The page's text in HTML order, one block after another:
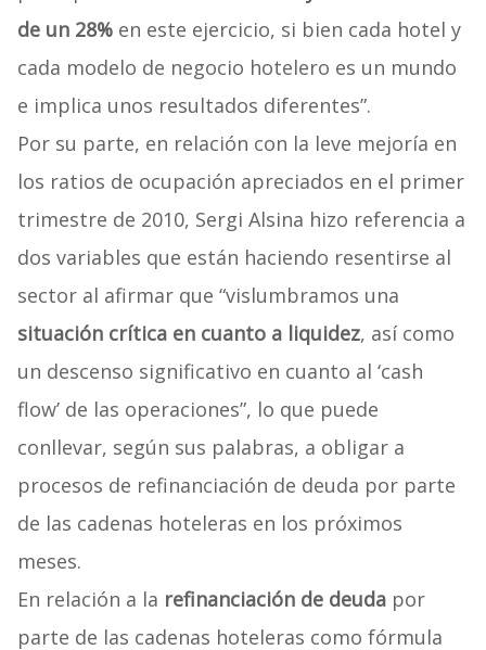
de un 28%en este ejercicio, si bien cada hotel y
cada modelo de negocio hotelero es un mundo
e implica unos resultados diferentes”.
Por su parte, en relación con la leve mejoría en
los ratios de ocupación apreciados en el primer
trimestre de 2010, Sergi Alsina hizo referencia a
dos variables que están haciendo resentirse al
sector al afirmar que “vislumbramos una
situación crítica en cuanto a liquidez, así como
un descenso significativo en cuanto al ‘cash
flow’ de las operaciones”, lo que puede
conllevar, según sus palabras, a obligar a
procesos de refinanciación de deuda por parte
de las cadenas hoteleras en los próximos
meses.
En relación a la refinanciación de deudapor
parte de las cadenas hoteleras como fórmula